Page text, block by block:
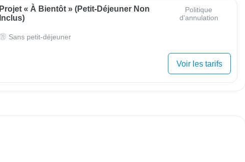
Projet « À Bientôt » (Petit-Déjeuner Non
Inclus)
Politique
d'annulation
Sans petit-déjeuner
Voir les tarifs